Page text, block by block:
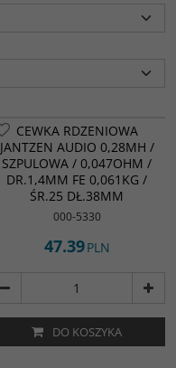
CEWKA RDZENIOWA
JANTZEN AUDIO 0,28MH /
SZPULOWA / 0,047OHM /
DR.1,4MM FE 0,061KG /
ŚR.25 DŁ.38MM
000-5330
47.39PLN
DO KOSZYKA